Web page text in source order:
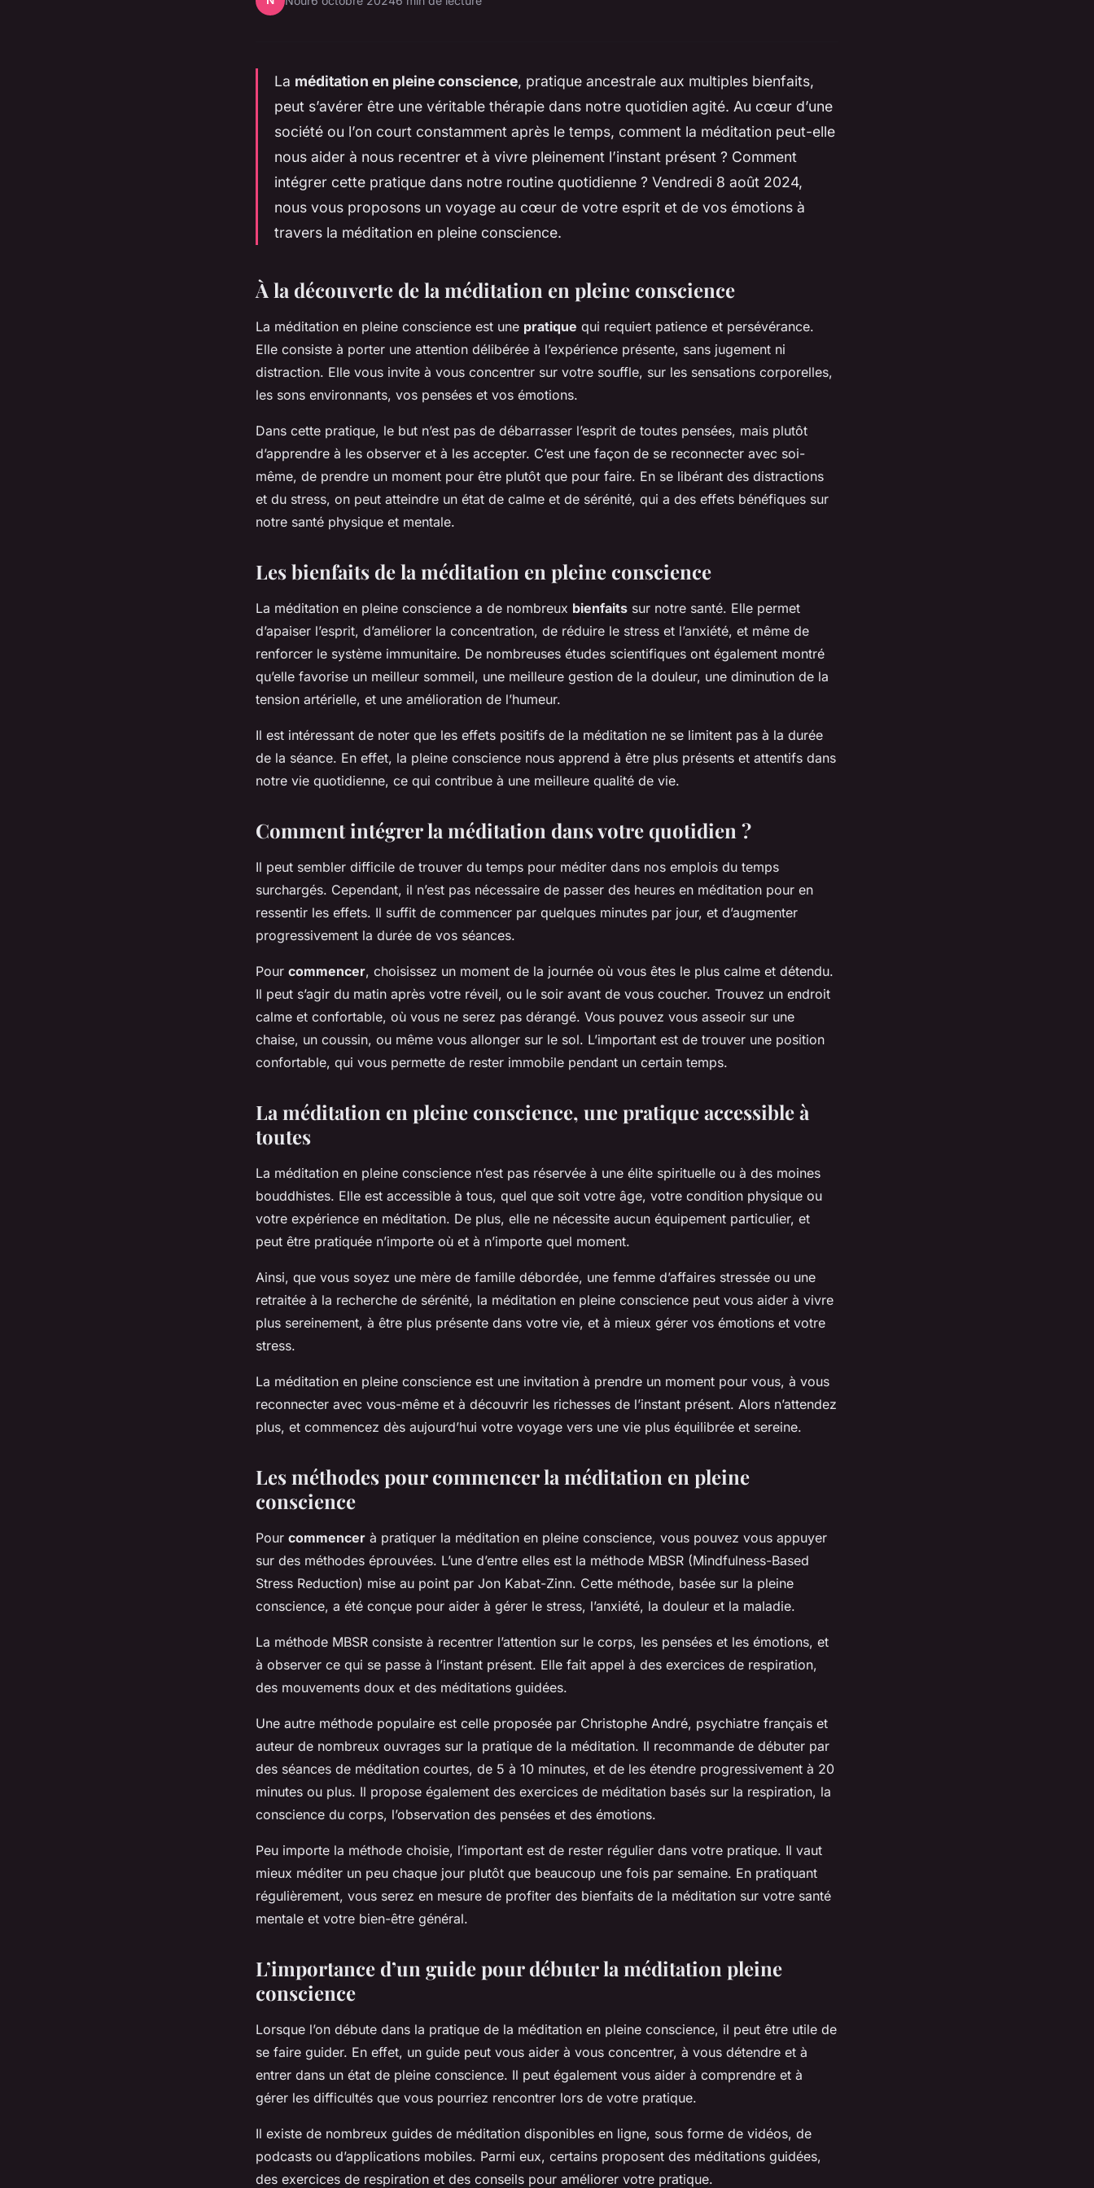
La méditation en pleine conscience, pratique ancestrale aux multiples bienfaits,
peut s’avérer être une véritable thérapie dans notre quotidien agité. Au cœur d’une
société ou l’on court constamment après le temps, comment la méditation peut-elle
nous aider à nous recentrer et à vivre pleinement l’instant présent ? Comment
intégrer cette pratique dans notre routine quotidienne ? Vendredi 8 août 2024,
nous vous proposons un voyage au cœur de votre esprit et de vos émotions à
travers la méditation en pleine conscience.
À la découverte de la méditation en pleine conscience
La méditation en pleine conscience est une pratique qui requiert patience et persévérance.
Elle consiste à porter une attention délibérée à l’expérience présente, sans jugement ni
distraction. Elle vous invite à vous concentrer sur votre souffle, sur les sensations corporelles,
les sons environnants, vos pensées et vos émotions.
Dans cette pratique, le but n’est pas de débarrasser l’esprit de toutes pensées, mais plutôt
d’apprendre à les observer et à les accepter. C’est une façon de se reconnecter avec soi-
même, de prendre un moment pour être plutôt que pour faire. En se libérant des distractions
et du stress, on peut atteindre un état de calme et de sérénité, qui a des effets bénéfiques sur
notre santé physique et mentale.
Les bienfaits de la méditation en pleine conscience
La méditation en pleine conscience a de nombreux bienfaits sur notre santé. Elle permet
d’apaiser l’esprit, d’améliorer la concentration, de réduire le stress et l’anxiété, et même de
renforcer le système immunitaire. De nombreuses études scientifiques ont également montré
qu’elle favorise un meilleur sommeil, une meilleure gestion de la douleur, une diminution de la
tension artérielle, et une amélioration de l’humeur.
Il est intéressant de noter que les effets positifs de la méditation ne se limitent pas à la durée
de la séance. En effet, la pleine conscience nous apprend à être plus présents et attentifs dans
notre vie quotidienne, ce qui contribue à une meilleure qualité de vie.
Comment intégrer la méditation dans votre quotidien ?
Il peut sembler difficile de trouver du temps pour méditer dans nos emplois du temps
surchargés. Cependant, il n’est pas nécessaire de passer des heures en méditation pour en
ressentir les effets. Il suffit de commencer par quelques minutes par jour, et d’augmenter
progressivement la durée de vos séances.
Pour commencer, choisissez un moment de la journée où vous êtes le plus calme et détendu.
Il peut s’agir du matin après votre réveil, ou le soir avant de vous coucher. Trouvez un endroit
calme et confortable, où vous ne serez pas dérangé. Vous pouvez vous asseoir sur une
chaise, un coussin, ou même vous allonger sur le sol. L’important est de trouver une position
confortable, qui vous permette de rester immobile pendant un certain temps.
La méditation en pleine conscience, une pratique accessible à
toutes
La méditation en pleine conscience n’est pas réservée à une élite spirituelle ou à des moines
bouddhistes. Elle est accessible à tous, quel que soit votre âge, votre condition physique ou
votre expérience en méditation. De plus, elle ne nécessite aucun équipement particulier, et
peut être pratiquée n’importe où et à n’importe quel moment.
Ainsi, que vous soyez une mère de famille débordée, une femme d’affaires stressée ou une
retraitée à la recherche de sérénité, la méditation en pleine conscience peut vous aider à vivre
plus sereinement, à être plus présente dans votre vie, et à mieux gérer vos émotions et votre
stress.
La méditation en pleine conscience est une invitation à prendre un moment pour vous, à vous
reconnecter avec vous-même et à découvrir les richesses de l’instant présent. Alors n’attendez
plus, et commencez dès aujourd’hui votre voyage vers une vie plus équilibrée et sereine.
Les méthodes pour commencer la méditation en pleine
conscience
Pour commencer à pratiquer la méditation en pleine conscience, vous pouvez vous appuyer
sur des méthodes éprouvées. L’une d’entre elles est la méthode MBSR (Mindfulness-Based
Stress Reduction) mise au point par Jon Kabat-Zinn. Cette méthode, basée sur la pleine
conscience, a été conçue pour aider à gérer le stress, l’anxiété, la douleur et la maladie.
La méthode MBSR consiste à recentrer l’attention sur le corps, les pensées et les émotions, et
à observer ce qui se passe à l’instant présent. Elle fait appel à des exercices de respiration,
des mouvements doux et des méditations guidées.
Une autre méthode populaire est celle proposée par Christophe André, psychiatre français et
auteur de nombreux ouvrages sur la pratique de la méditation. Il recommande de débuter par
des séances de méditation courtes, de 5 à 10 minutes, et de les étendre progressivement à 20
minutes ou plus. Il propose également des exercices de méditation basés sur la respiration, la
conscience du corps, l’observation des pensées et des émotions.
Peu importe la méthode choisie, l’important est de rester régulier dans votre pratique. Il vaut
mieux méditer un peu chaque jour plutôt que beaucoup une fois par semaine. En pratiquant
régulièrement, vous serez en mesure de profiter des bienfaits de la méditation sur votre santé
mentale et votre bien-être général.
L’importance d’un guide pour débuter la méditation pleine
conscience
Lorsque l’on débute dans la pratique de la méditation en pleine conscience, il peut être utile de
se faire guider. En effet, un guide peut vous aider à vous concentrer, à vous détendre et à
entrer dans un état de pleine conscience. Il peut également vous aider à comprendre et à
gérer les difficultés que vous pourriez rencontrer lors de votre pratique.
Il existe de nombreux guides de méditation disponibles en ligne, sous forme de vidéos, de
podcasts ou d’applications mobiles. Parmi eux, certains proposent des méditations guidées,
des exercices de respiration et des conseils pour améliorer votre pratique.